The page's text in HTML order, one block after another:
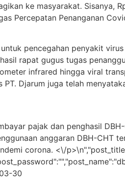
ke masyarakat. Sisanya,
Percepatan Penanganan
pencegahan penyakit
rapat gugus tugas
infrared hingga viral
Djarum juga telah
pajak dan penghasil
anggaran DBH-CHT
corona. <\/
30